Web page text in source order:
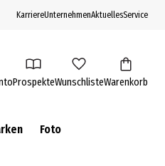
KarriereUnternehmenAktuellesService
ProspekteWunschlisteWarenkorb
Foto